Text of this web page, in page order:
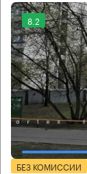
8.2
БЕЗ КОМИССИИ